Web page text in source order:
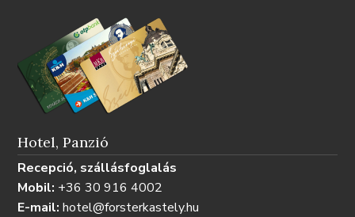
Hotel, Panzió
Recepció, szállásfoglalás
Mobil: +36 30 916 4002
E-mail: hotel@forsterkastely.hu